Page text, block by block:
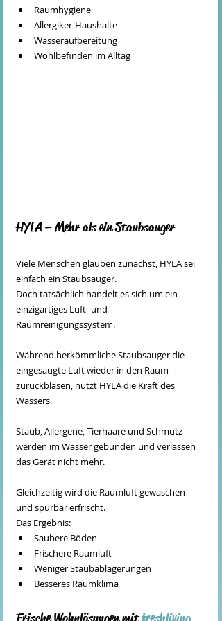
Raumhygiene
Allergiker-Haushalte
Wasseraufbereitung
Wohlbefinden im Alltag
HYLA – Mehr als ein Staubsauger
Viele Menschen glauben zunächst, HYLA sei
einfach ein Staubsauger.
Doch tatsächlich handelt es sich um ein
einzigartiges Luft- und
Raumreinigungssystem.
Während herkömmliche Staubsauger die
eingesaugte Luft wieder in den Raum
zurückblasen, nutzt HYLA die Kraft des
Wassers.
Staub, Allergene, Tierhaare und Schmutz
werden im Wasser gebunden und verlassen
das Gerät nicht mehr.
Gleichzeitig wird die Raumluft gewaschen
und spürbar erfrischt.
Das Ergebnis:
Saubere Böden
Frischere Raumluft
Weniger Staubablagerungen
Besseres Raumklima